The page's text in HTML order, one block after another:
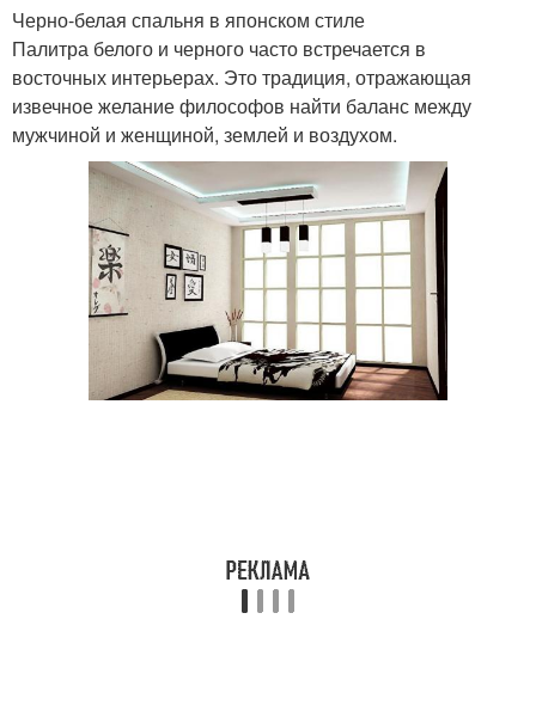
стиле
интерьера
Черно-белая спальня в японском стиле
Палитра белого и черного часто встречается в
восточных интерьерах. Это традиция, отражающая
извечное желание философов найти баланс между
мужчиной и женщиной, землей и воздухом.